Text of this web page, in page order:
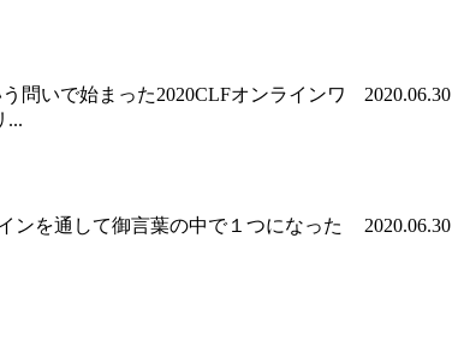
問いで始まった2020CLFオンラインワ
...
2020.06.30
ンを通して御言葉の中で１つになった
2020.06.30